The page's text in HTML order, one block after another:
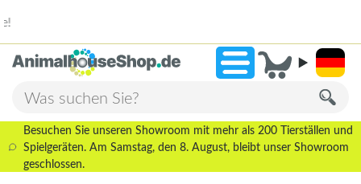
»2.238 Bewertungen!
Besuchen Sie unseren Showroom mit mehr als 200 Tierställen und
Spielgeräten. Am Samstag, den 8. August, bleibt unser Showroom
geschlossen.